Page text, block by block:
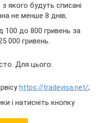
якого будуть списані
не менше 8 днів;
100 до 800 гривень за
000 гривень.
Для цього:
https://tradevisa.net/;
і натисніть кнопку